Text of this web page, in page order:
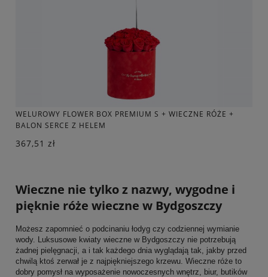
WELUROWY FLOWER BOX PREMIUM S + WIECZNE RÓŻE +
BALON SERCE Z HELEM
367,51 zł
Wieczne nie tylko z nazwy, wygodne i
pięknie róże wieczne w Bydgoszczy
Możesz zapomnieć o podcinaniu łodyg czy codziennej wymianie
wody. Luksusowe kwiaty wieczne w Bydgoszczy nie potrzebują
żadnej pielęgnacji, a i tak każdego dnia wyglądają tak, jakby przed
chwilą ktoś zerwał je z najpiękniejszego krzewu. Wieczne róże to
dobry pomysł na wyposażenie nowoczesnych wnętrz, biur, butików